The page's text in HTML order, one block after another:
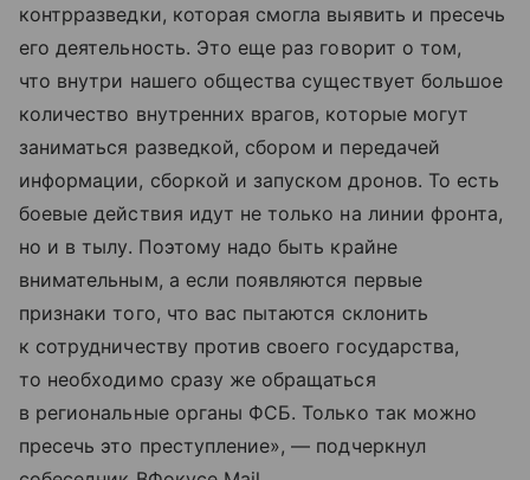
контрразведки, которая смогла выявить и пресечь
его деятельность. Это еще раз говорит о том,
что внутри нашего общества существует большое
количество внутренних врагов, которые могут
заниматься разведкой, сбором и передачей
информации, сборкой и запуском дронов. То есть
боевые действия идут не только на линии фронта,
но и в тылу. Поэтому надо быть крайне
внимательным, а если появляются первые
признаки того, что вас пытаются склонить
к сотрудничеству против своего государства,
то необходимо сразу же обращаться
в региональные органы ФСБ. Только так можно
пресечь это преступление», — подчеркнул